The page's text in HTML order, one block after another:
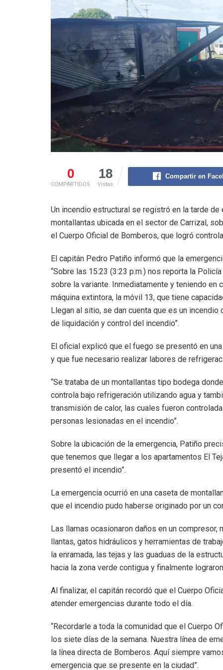
0
COMPARTIDOS
18
Vistas
Compartir en
Un incendio estructural se registró en la tarde
montallantas ubicada en el sector de Carrizal,
el Cuerpo Oficial de Bomberos, que logró
El capitán Pedro Patiño informó que la
“Sobre las 15:23 (3:23 p.m.) nos reporta la
sobre la variante. Inmediatamente y teniendo en
máquina extintora, la móvil 13, que tiene
Llegan al sitio, se dan cuenta que es un
de liquidación y control del incendio”.
El oficial explicó que el fuego se presentó en
y que fue necesario realizar labores de
“Se trataba de un montallantas tipo bodega
controla bajo refrigeración utilizando agua y
transmisión de calor, las cuales fueron
personas lesionadas en el incendio”.
Sobre la ubicación de la emergencia, Patiño
que tenemos que llegar a los apartamentos El
presentó el incendio”.
La emergencia ocurrió en una caseta de
que el incendio pudo haberse originado por un
Las llamas ocasionaron daños en un
llantas, gatos hidráulicos y herramientas de
la enramada, las tejas y las guaduas de la
hacia la zona verde contigua y finalmente
Al finalizar, el capitán recordó que el Cuerpo
atender emergencias durante todo el día.
“Recordarle a toda la comunidad que el Cuerpo
los siete días de la semana. Nuestra línea de
la línea directa de Bomberos. Aquí siempre
emergencia que se presente en la ciudad”.